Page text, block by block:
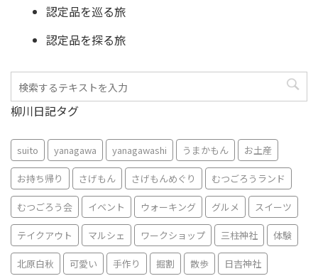
認定品を巡る旅
認定品を探る旅
柳川日記タグ
suito yanagawa yanagawashi うまかもん お土産
お持ち帰り さげもん さげもんめぐり むつごろうランド
むつごろう会 イベント ウォーキング グルメ スイーツ
テイクアウト マルシェ ワークショップ 三柱神社 体験
北原白秋 可愛い 手作り 掘割 散歩 日吉神社